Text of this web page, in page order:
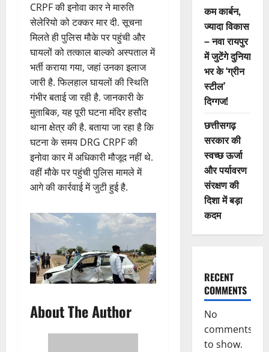
CRPF की इनोवा कार ने मारुति
सेलेरियो को टक्कर मार दी. सूचना
मिलते ही पुलिस मौके पर पहुंची और
घायलों को तत्काल बाल्को अस्पताल में
भर्ती कराया गया, जहां उनका इलाज
जारी है. फिलहाल घायलों की स्थिति
गंभीर बताई जा रही है. जानकारी के
मुताबिक, यह पूरी घटना मंदिर हसौद
थाना क्षेत्र की है. बताया जा रहा है कि
घटना के समय DRG CRPF की
इनोवा कार में अधिकारी मौजूद नहीं थे.
वहीं मौके पर पहुंची पुलिस मामले में
आगे की कार्रवाई में जुटी हुई है.
About The Author
कम कार्बन,
ज्यादा विकास
– नवा रायपुर
में जुटेंगे दुनिया
भर के ‘ग्रीन
स्टील’
दिग्गज!
छत्तीसगढ़
सरकार की
स्वच्छ ऊर्जा
और पर्यावरण
संरक्षण की
दिशा में बड़ा
कदम
RECENT
COMMENTS
No
comments
to show.